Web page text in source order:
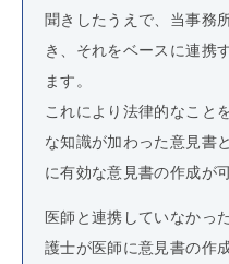
聞きしたうえで、当事務
き、それをベースに連携
ます。
これにより法律的なこと
な知識が加わった意見書
に有効な意見書の作成が
医師と連携していなかっ
護士が医師に意見書の作